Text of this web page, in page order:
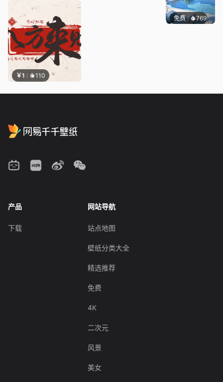
￥1 110
免费 769豆子
产品
下载
网站导航
站点地图
壁纸分类大全
精选推荐
免费
4K
二次元
风景
美女